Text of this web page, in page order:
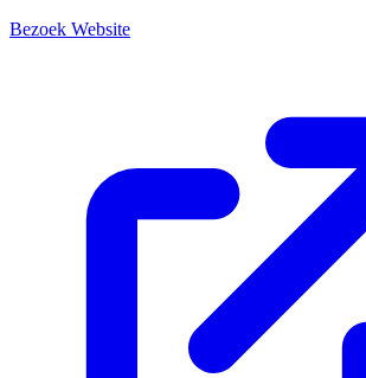
Bezoek Website